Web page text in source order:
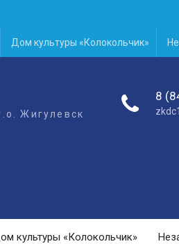
Дом культуры «Колокольчик»
Жигулевск
8
культуры «Колокольчик»